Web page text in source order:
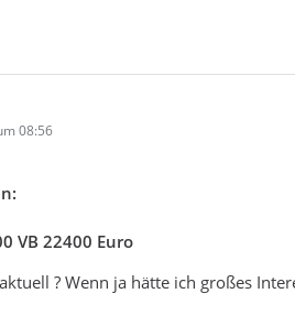
08:56
VB 22400 Euro
? Wenn ja hätte ich großes